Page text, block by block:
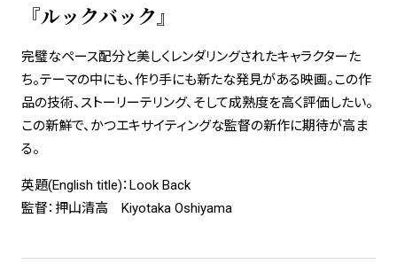
『ルックバック』
完璧なペース配分と美しくレンダリングされたキャラクターた
ち。テーマの中にも、作り手にも新たな発見がある映画。この作
品の技術、ストーリーテリング、そして成熟度を高く評価したい。
この新鮮で、かつエキサイティングな監督の新作に期待が高ま
る。
英題(English title)：Look Back
監督：押山清高 Kiyotaka Oshiyama